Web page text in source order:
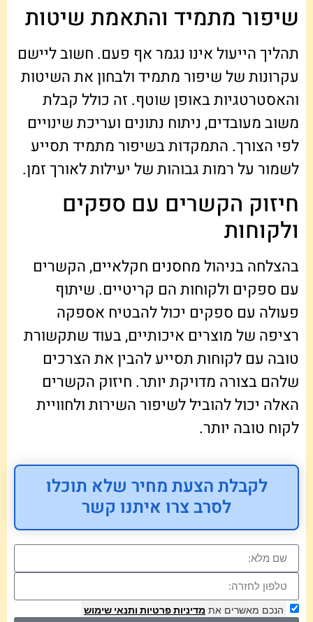
שיפור מתמיד והתאמת שיטות
תהליך הייעול אינו נגמר אף פעם. חשוב ליישם
עקרונות של שיפור מתמיד ולבחון את השיטות
והאסטרטגיות באופן שוטף. זה כולל קבלת
משוב מעובדים, ניתוח נתונים ועריכת שינויים
לפי הצורך. התמקדות בשיפור מתמיד תסייע
לשמור על רמות גבוהות של יעילות לאורך זמן.
חיזוק הקשרים עם ספקים
ולקוחות
בהצלחה בניהול מחסנים חקלאיים, הקשרים
עם ספקים ולקוחות הם קריטיים. שיתוף
פעולה עם ספקים יכול להבטיח אספקה
רציפה של מוצרים איכותיים, בעוד שתקשורת
טובה עם לקוחות תסייע להבין את הצרכים
שלהם בצורה מדויקת יותר. חיזוק הקשרים
האלה יכול להוביל לשיפור השירות ולחוויית
לקוח טובה יותר.
לקבלת הצעת מחיר שלא תוכלו
לסרב צרו איתנו קשר
הנכם מאשרים את מדיניות פרטיות ותנאי שימוש